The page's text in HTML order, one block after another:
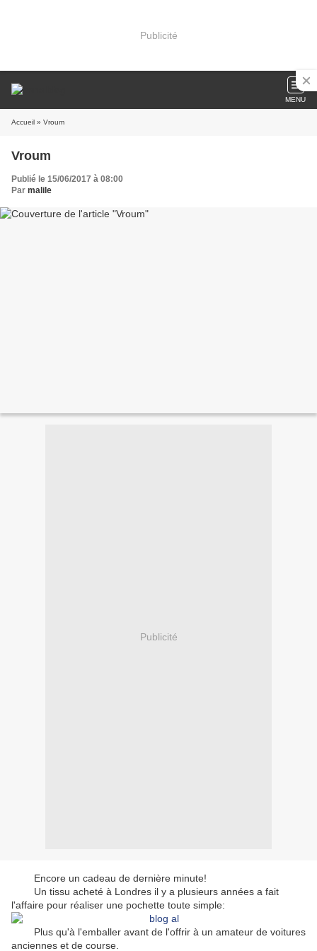
Publicité
MENU
Accueil » Vroum
Vroum
Publié le 15/06/2017 à 08:00
Par malile
Publicité
Encore un cadeau de dernière minute!
Un tissu acheté à Londres il y a plusieurs années a fait
l'affaire pour réaliser une pochette toute simple:
Plus qu'à l'emballer avant de l'offrir à un amateur de voitures
anciennes et de course.